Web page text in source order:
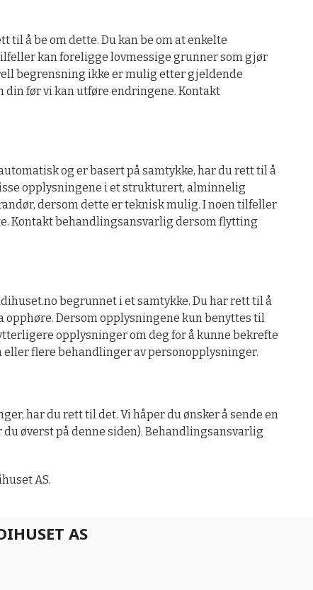
å be om dette. Du kan be om at enkelte
kan foreligge lovmessige grunner som gjør
begrensning ikke er mulig etter gjeldende
før vi kan utføre endringene. Kontakt
og er basert på samtykke, har du rett til å
opplysningene i et strukturert, alminnelig
dersom dette er teknisk mulig. I noen tilfeller
Kontakt behandlingsansvarlig dersom flytting
begrunnet i et samtykke. Du har rett til å
Dersom opplysningene kun benyttes til
opplysninger om deg for å kunne bekrefte
flere behandlinger av personopplysninger.
har du rett til det. Vi håper du ønsker å sende en
øverst på denne siden). Behandlingsansvarlig
AS.
AS